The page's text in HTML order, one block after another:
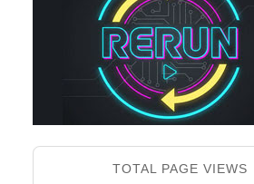
TOTAL PAGE VIEWS